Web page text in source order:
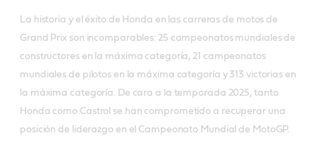
La historia y el éxito de Honda en las carreras de motos de
Grand Prix son incomparables: 25 campeonatos mundiales de
constructores en la máxima categoría, 21 campeonatos
mundiales de pilotos en la máxima categoría y 313 victorias en
la máxima categoría. De cara a la temporada 2025, tanto
Honda como Castrol se han comprometido a recuperar una
posición de liderazgo en el Campeonato Mundial de MotoGP.